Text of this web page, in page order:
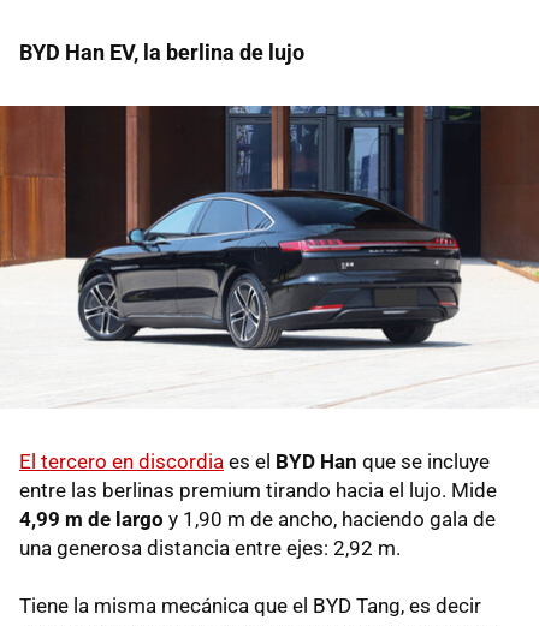
BYD Han EV, la berlina de lujo
El tercero en discordia es el BYD Han que se incluye
entre las berlinas premium tirando hacia el lujo. Mide
4,99 m de largo y 1,90 m de ancho, haciendo gala de
una generosa distancia entre ejes: 2,92 m.
Tiene la misma mecánica que el BYD Tang, es decir